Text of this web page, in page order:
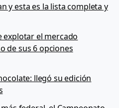
y esta es la lista completa y
explotar el mercado
de sus 6 opciones
llegó su edición